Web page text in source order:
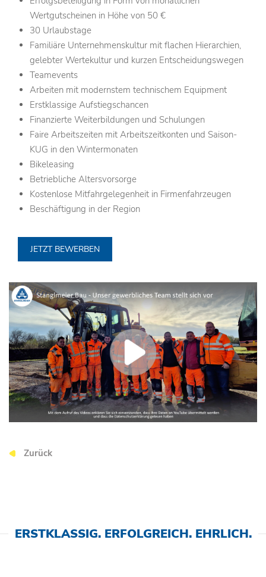
Wertgutscheinen in Höhe von 50 €
30 Urlaubstage
Familiäre Unternehmenskultur mit flachen Hierarchien,
gelebter Wertekultur und kurzen Entscheidungswegen
Teamevents
Arbeiten mit modernstem technischem Equipment
Erstklassige Aufstiegschancen
Finanzierte Weiterbildungen und Schulungen
Faire Arbeitszeiten mit Arbeitszeitkonten und Saison-
KUG in den Wintermonaten
Bikeleasing
Betriebliche Altersvorsorge
Kostenlose Mitfahrgelegenheit in Firmenfahrzeugen
Beschäftigung in der Region
JETZT BEWERBEN
Zurück
ERSTKLASSIG. ERFOLGREICH. EHRLICH.